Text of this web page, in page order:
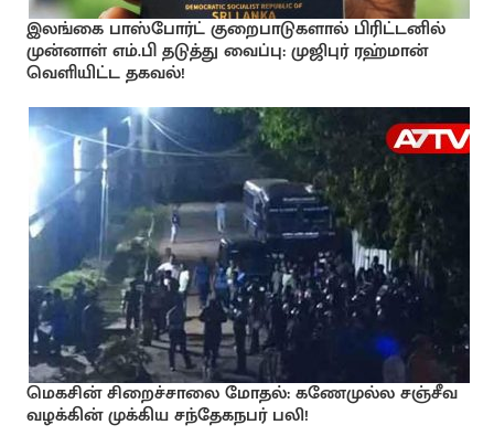
இலங்கை பாஸ்போர்ட் குறைபாடுகளால் பிரிட்டனில்
முன்னாள் எம்.பி தடுத்து வைப்பு: முஜிபுர் ரஹ்மான்
வெளியிட்ட தகவல்!
மெகசின் சிறைச்சாலை மோதல்: கணேமுல்ல சஞ்சீவ
வழக்கின் முக்கிய சந்தேகநபர் பலி!